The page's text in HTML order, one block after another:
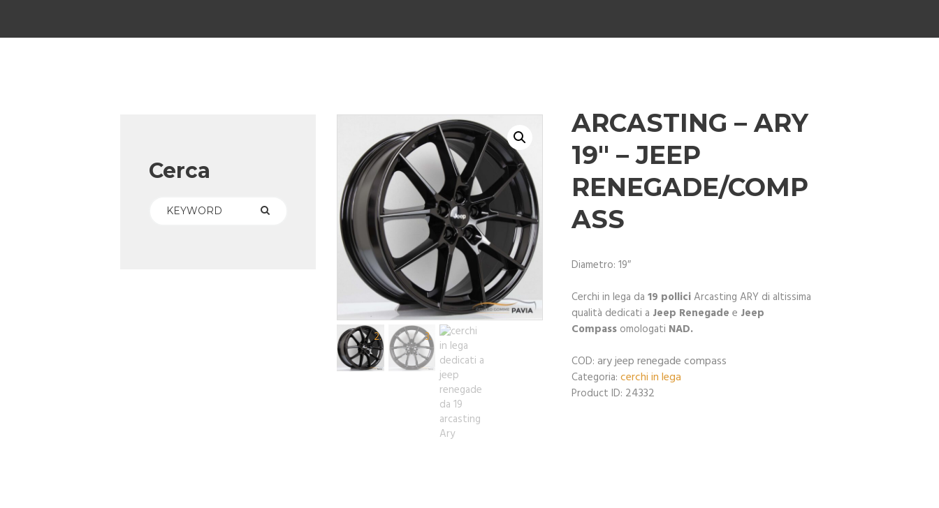
ARCASTING – ARY
19″ – JEEP
RENEGADE/COMP
ASS
Diametro: 19″
Cerchi in lega da19 polliciArcasting ARY di altissima
qualità dedicati a Jeep Renegade e Jeep
Compass omologati NAD.
COD: ary jeep renegade compass
Categoria:cerchi in lega
Product ID: 24332
Cerca